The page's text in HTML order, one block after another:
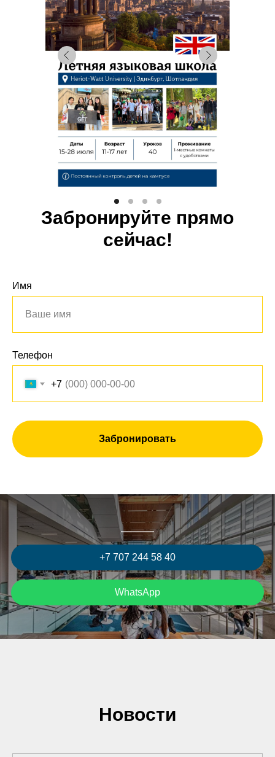
Забронируйте прямо
сейчас!
Имя
Телефон
+7
Забронировать
+7 707 244 58 40
WhatsApp
Новости